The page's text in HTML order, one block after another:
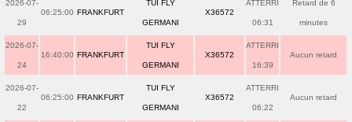
2026-07-
29
06:25:00 FRANKFURT
TUI FLY
GERMANI
X36572
ATTERRI
06:31
Retard de 6
minutes
2026-07-
24
16:40:00 FRANKFURT
TUI FLY
GERMANI
X36572
ATTERRI
16:39
Aucun retard
2026-07-
22
06:25:00 FRANKFURT
TUI FLY
GERMANI
X36572
ATTERRI
06:22
Aucun retard